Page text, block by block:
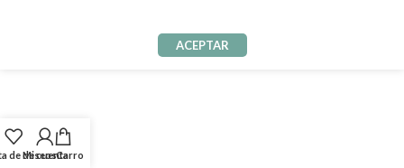
de deseos
Mi cuentaCarro
ACEPTAR